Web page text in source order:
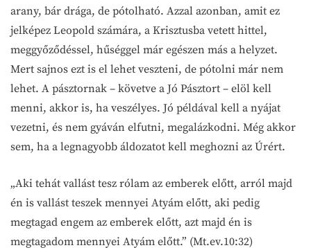
arany, bár drága, de pótolható. Azzal azonban, amit ez
jelképez Leopold számára, a Krisztusba vetett hittel,
meggyőződéssel, hűséggel már egészen más a helyzet.
Mert sajnos ezt is el lehet veszteni, de pótolni már nem
lehet. A pásztornak – követve a Jó Pásztort – elöl kell
menni, akkor is, ha veszélyes. Jó példával kell a nyájat
vezetni, és nem gyáván elfutni, megalázkodni. Még akkor
sem, ha a legnagyobb áldozatot kell meghozni az Úrért.
„Aki tehát vallást tesz rólam az emberek előtt, arról majd
én is vallást teszek mennyei Atyám előtt, aki pedig
megtagad engem az emberek előtt, azt majd én is
megtagadom mennyei Atyám előtt.” (Mt.ev.10:32)